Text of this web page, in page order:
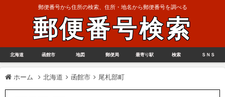
郵便番号から住所の検索、住所・地名から郵便番号を調べる
郵便番号検索
北海道 函館市 地図 郵便局 最寄り駅 検索 ＳＮＳ
ホーム 北海道 函館市 尾札部町